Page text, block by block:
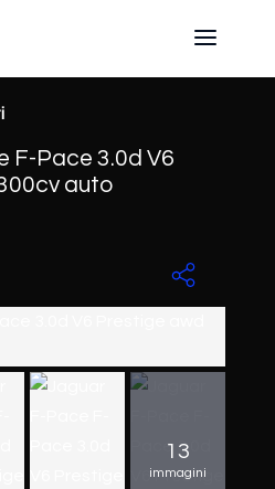
F-Pace 3.0d V6
auto
13
immagini